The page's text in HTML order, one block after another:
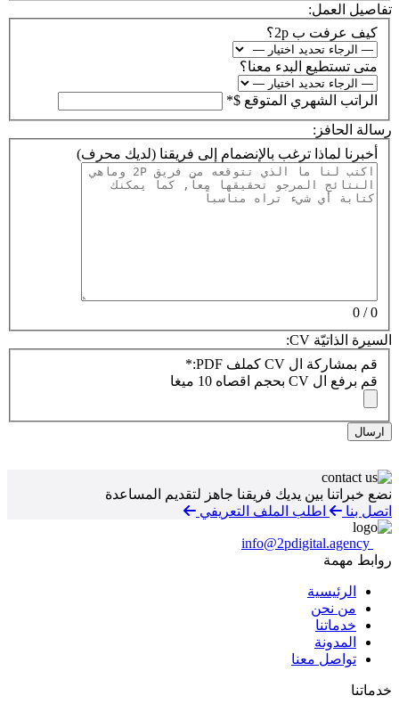
تفاصيل العمل:
كيف عرفت ب 2p؟
متى تستطيع البدء معنا؟
الراتب الشهري المتوقع $*
رسالة الحافز:
أخبرنا لماذا ترغب بالإنضمام إلى فريقنا (لديك محرف)
0 /
0
السيرة الذاتيّة CV:
قم بمشاركة ال CV كملف PDF:
*
قم برفع ال CV بحجم اقصاه 10 ميغا
نضع خبراتنا بين يديك فريقنا جاهز لتقديم المساعدة
اتصل بنا
اطلب الملف التعريفي
info@2pdigital.agency
روابط مهمة
الرئيسية
من نحن
خدماتنا
المدونة
تواصل معنا
خدماتنا